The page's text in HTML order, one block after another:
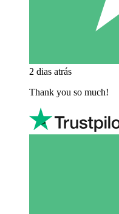
2 dias atrás
Thank you so much!